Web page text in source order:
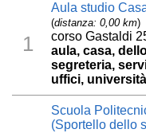
1
Aula studio
(distanza: 0,00 km)
corso Gastaldi
aula, casa,
segreteria,
uffici, università
Scuola
(Sportello dello